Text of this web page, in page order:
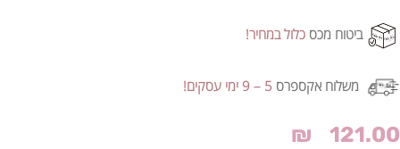
ביטוח מכס כלול במחיר!
משלוח אקספרס 5 – 9 ימי עסקים!
₪ 121.00